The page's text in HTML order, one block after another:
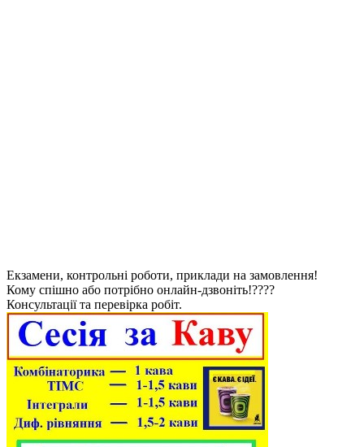
Екзамени, контрольні роботи, приклади на замовлення!
Кому спішно або потрібно онлайн-дзвоніть!????
Консультації та перевірка робіт.